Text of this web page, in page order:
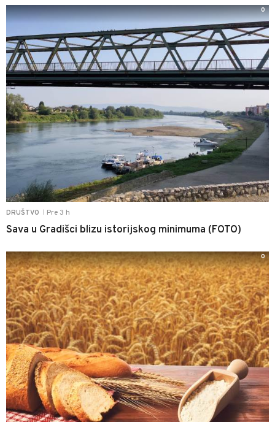
DRUŠTVO Pre 3 h
Sava u Gradišci blizu istorijskog minimuma (FOTO)
0
0